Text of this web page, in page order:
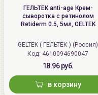
ГЕЛЬТЕК anti-age Крем-
сыворотка с ретинолом
Retiderm 0.5, 5мл, GELTEK
GELTEK ( ГЕЛЬТЕК ) (Россия)
Код: 4610094690047
18.96 руб.
в корзину